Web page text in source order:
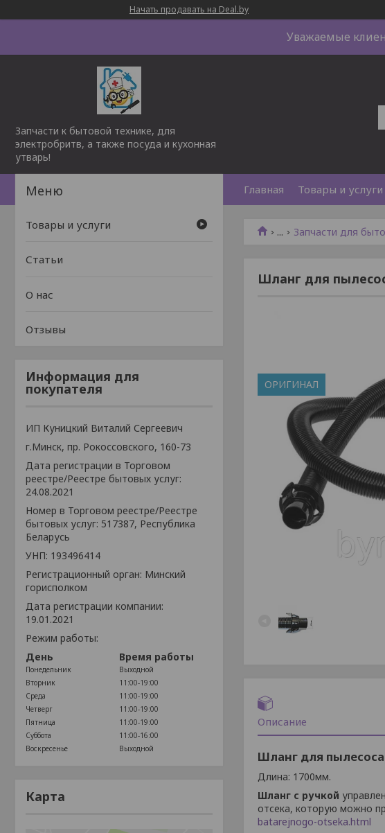
Начать продавать на Deal.by
Уважаемые
Запчасти к бытовой технике, для
электробритв, а также посуда и кухонная
утварь!
Главная Товары и услуги
... Запчасти для
Шланг для
ОРИГИНАЛ
Описание
Шланг для пылесоса
Длина: 1700мм.
Шланг с ручкой
отсека, которую можно
batarejnogo-otseka.html
Товары и услуги
Статьи
О нас
Отзывы
Информация для
покупателя
ИП Куницкий Виталий Сергеевич
г.Минск, пр. Рокоссовского, 160-73
Дата регистрации в Торговом
реестре/Реестре бытовых услуг:
24.08.2021
Номер в Торговом реестре/Реестре
бытовых услуг: 517387, Республика
Беларусь
УНП: 193496414
Регистрационный орган: Минский
горисполком
Дата регистрации компании:
19.01.2021
Режим работы:
День
Время работы
Понедельник
Выходной
Вторник
11:00-19:00
Среда
11:00-19:00
Четверг
11:00-19:00
Пятница
11:00-19:00
Суббота
11:00-16:00
Воскресенье
Выходной
Карта